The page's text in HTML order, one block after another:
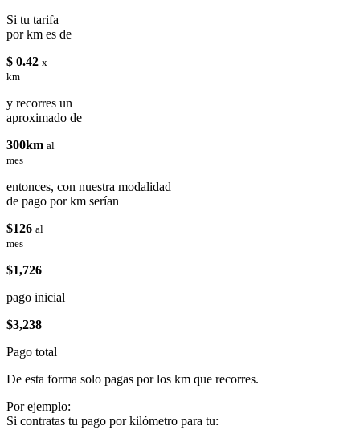
Si tu tarifa
por km es de
$ 0.42 x
km
y recorres un
aproximado de
300km al
mes
entonces, con nuestra modalidad
de pago por km serían
$126 al
mes
$1,726
pago inicial
$3,238
Pago total
De esta forma solo pagas por los km que recorres.
Por ejemplo:
Si contratas tu pago por kilómetro para tu: